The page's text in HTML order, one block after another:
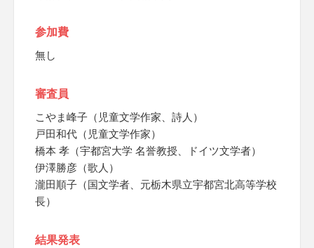
参加費
無し
審査員
こやま峰子（児童文学作家、詩人）
戸田和代（児童文学作家）
橋本 孝（宇都宮大学 名誉教授、ドイツ文学者）
伊澤勝彦（歌人）
瀧田順子（国文学者、元栃木県立宇都宮北高等学校
長）
結果発表